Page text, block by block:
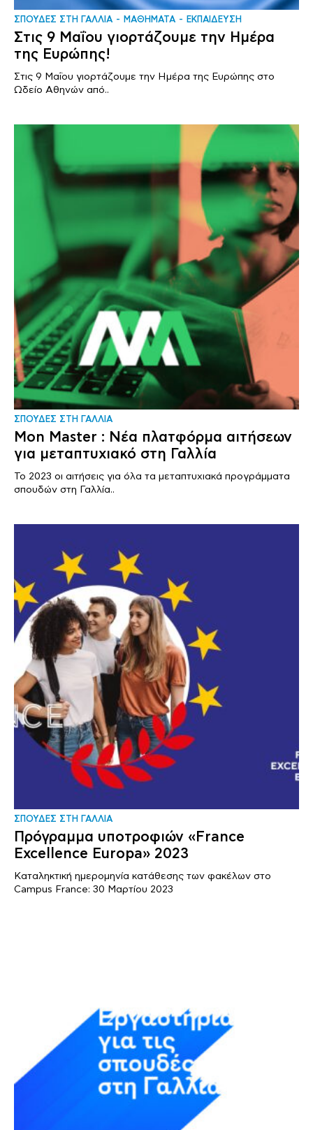
ΣΠΟΥΔΕΣ ΣΤΗ ΓΑΛΛΙΑ ΜΑΘΗΜΑΤΑ ΕΚΠΑΙΔΕΥΣΗ
Στις 9 Μαΐου γιορτάζουμε την Ημέρα
της Ευρώπης!
Στις 9 Μαΐου γιορτάζουμε την Ημέρα της Ευρώπης στο
Ωδείο Αθηνών από..
ΣΠΟΥΔΕΣ ΣΤΗ ΓΑΛΛΙΑ
Mon Master : Νέα πλατφόρμα αιτήσεων
για μεταπτυχιακό στη Γαλλία
Το 2023 οι αιτήσεις για όλα τα μεταπτυχιακά προγράμματα
σπουδών στη Γαλλία..
ΣΠΟΥΔΕΣ ΣΤΗ ΓΑΛΛΙΑ
Πρόγραμμα υποτροφιών «France
Excellence Europa» 2023
Καταληκτική ημερομηνία κατάθεσης των φακέλων στο
Campus France: 30 Μαρτίου 2023